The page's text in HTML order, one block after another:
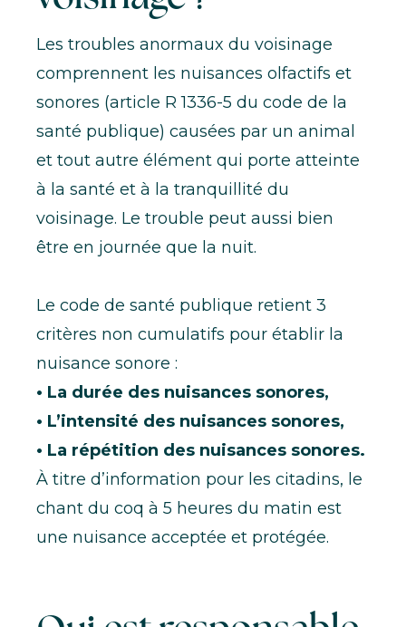
Les troubles anormaux du voisinage
comprennent les nuisances olfactifs et
sonores (article R 1336-5 du code de la
santé publique) causées par un animal
et tout autre élément qui porte atteinte
à la santé et à la tranquillité du
voisinage. Le trouble peut aussi bien
être en journée que la nuit.
Le code de santé publique retient 3
critères non cumulatifs pour établir la
nuisance sonore :
• La durée des nuisances sonores,
• L’intensité des nuisances sonores,
• La répétition des nuisances sonores.
À titre d’information pour les citadins, le
chant du coq à 5 heures du matin est
une nuisance acceptée et protégée.